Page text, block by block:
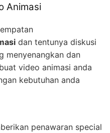
Animasi
dan tentunya diskusi
menyenangkan dan
video animasi anda
kebutuhan anda
penawaran special